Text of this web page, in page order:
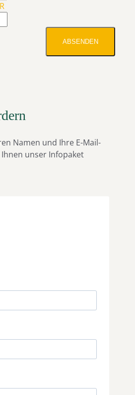
ABSENDEN
Namen und Ihre E-Mail-
unser Infopaket